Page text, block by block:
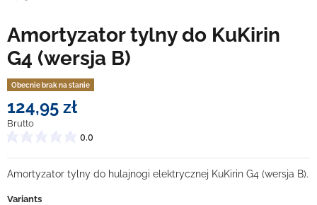
Amortyzator tylny do KuKirin
G4 (wersja B)
Obecnie brak na stanie
124,95 zł
Brutto
0.0
Amortyzator tylny do hulajnogi elektrycznej KuKirin G4 (wersja B).
Variants